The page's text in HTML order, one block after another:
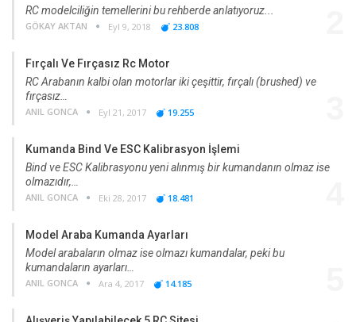
RC modelciliğin temellerini bu rehberde anlatıyoruz...
GÖKAY AKTAN Eyl 9, 2018 23.808
Fırçalı Ve Fırçasız Rc Motor
RC Arabanın kalbi olan motorlar iki çeşittir, fırçalı (brushed) ve
fırçasız…
ANIL GONCA Eyl 21, 2017 19.255
Kumanda Bind Ve ESC Kalibrasyon İşlemi
Bind ve ESC Kalibrasyonu yeni alınmış bir kumandanın olmaz ise
olmazıdır,…
ANIL GONCA Eki 28, 2017 18.481
Model Araba Kumanda Ayarları
Model arabaların olmaz ise olmazı kumandalar, peki bu
kumandaların ayarları…
ANIL GONCA Ara 4, 2017 14.185